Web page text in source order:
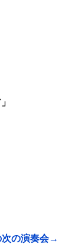
次の演奏会→